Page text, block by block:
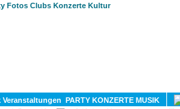
PARTY KONZERTE MUSIK